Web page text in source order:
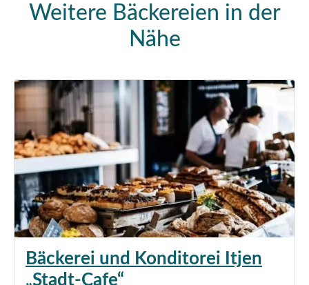
Weitere Bäckereien in der
Nähe
Bäckerei und Konditorei Itjen
„Stadt-Cafe“